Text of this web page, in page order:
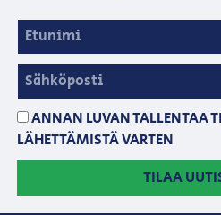
ANNAN LUVAN TALLENTAA
LÄHETTÄMISTÄ VARTEN
TILAA